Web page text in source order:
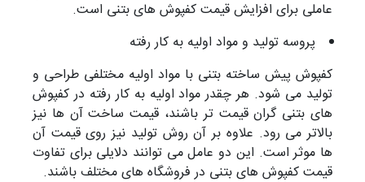
عاملی برای افزایش قیمت کفپوش های بتنی است.
پروسه تولید و مواد اولیه به کار رفته
کفپوش پیش ساخته بتنی با مواد اولیه مختلفی طراحی و
تولید می شود. هر چقدر مواد اولیه به کار رفته در کفپوش
های بتنی گران قیمت تر باشند، قیمت ساخت آن ها نیز
بالاتر می رود. علاوه بر آن روش تولید نیز روی قیمت آن
ها موثر است. این دو عامل می توانند دلایلی برای تفاوت
قیمت کفپوش های بتنی در فروشگاه های مختلف باشند.